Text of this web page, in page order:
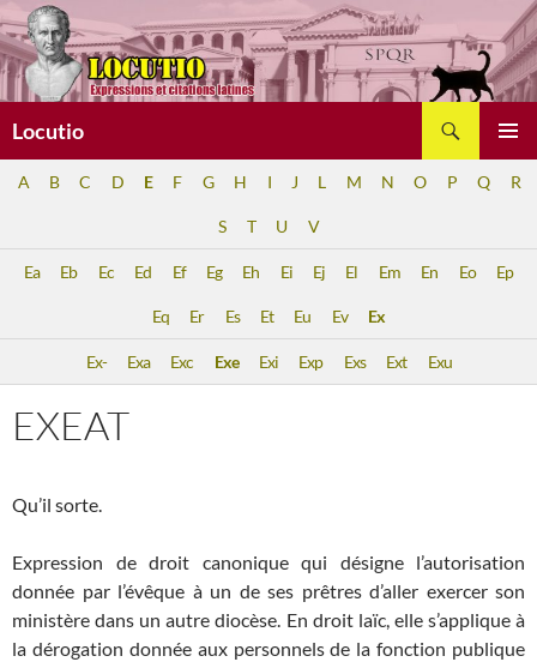
Aller
au
contenu
Locutio
A B C D E F G H I J L M N O P Q R
S T U V
Ea Eb Ec Ed Ef Eg Eh Ei Ej El Em En Eo Ep
Eq Er Es Et Eu Ev Ex
Ex- Exa Exc Exe Exi Exp Exs Ext Exu
EXEAT
Qu’il sorte.
Expression de droit canonique qui désigne l’autorisation
donnée par l’évêque à un de ses prêtres d’aller exercer son
ministère dans un autre diocèse. En droit laïc, elle s’applique à
la dérogation donnée aux personnels de la fonction publique